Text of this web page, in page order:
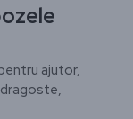
ajutor,